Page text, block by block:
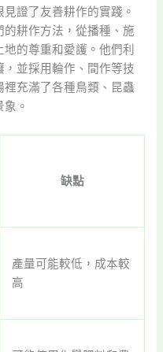
證了友善耕作的實踐。
耕作方法，從播種、施
的尊重和愛護。他們利
並採用輪作、間作等技
充滿了各種鳥類、昆蟲
。
缺點
產量可能較低，成本較
高